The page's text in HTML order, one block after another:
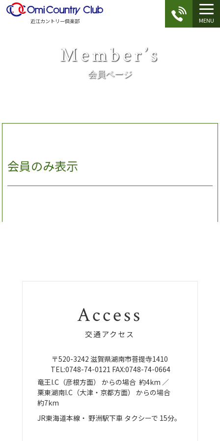
近江カントリー倶楽部 MENU
Member’s
会員ページ
会員のみ表示
Access
交通アクセス
〒520-3242 滋賀県湖南市菩提寺1410
TEL:0748-74-0121 FAX:0748-74-0664
竜王I.C（彦根方面） からの場合 約4km ／
栗東湖南I.C（大津・京都方面）
からの場合
約7km
JR東海道本線・ 野洲駅下車 タクシーで 15分。